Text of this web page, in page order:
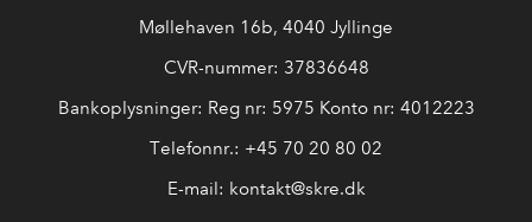
Møllehaven 16b, 4040 Jyllinge
CVR-nummer: 37836648
Bankoplysninger: Reg nr: 5975 Konto nr: 4012223
Telefonnr.: +45 70 20 80 02
E-mail: kontakt@skre.dk